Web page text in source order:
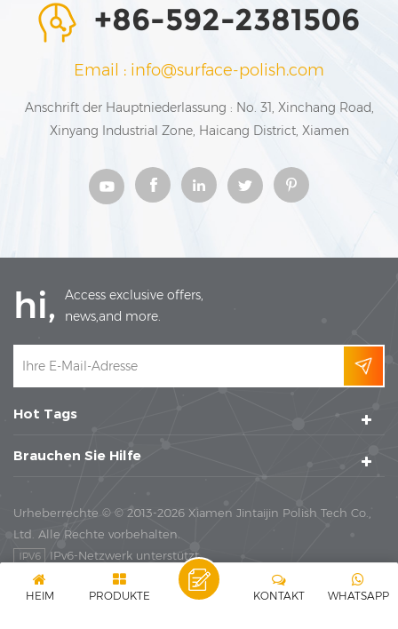
+86-592-2381506
Email : info@surface-polish.com
Anschrift der Hauptniederlassung : No. 31, Xinchang Road,
Xinyang Industrial Zone, Haicang District, Xiamen
hi,
Access exclusive offers,
news,and more.
Hot Tags
Brauchen Sie Hilfe
Urheberrechte © © 2013-2026 Xiamen Jintaijin Polish Tech Co.,
Ltd. Alle Rechte vorbehalten.
IPv6-Netzwerk unterstützt
SEITENVERZEICHNIS
| DATENSCHUTZ-BESTIMMUNGEN
HEIM PRODUKTE WHATSAPP
KONTAKT